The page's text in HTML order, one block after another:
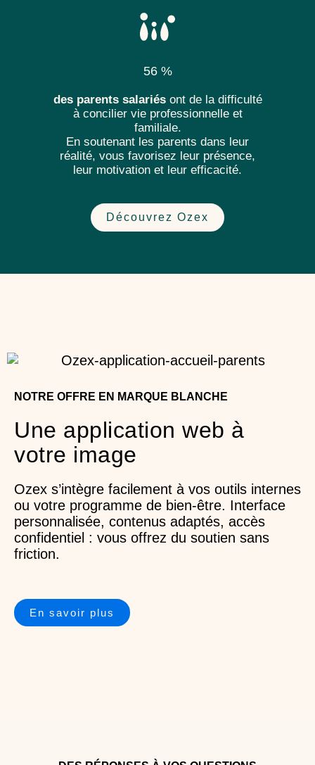
56 %
des parents salariésont de la difficulté
à concilier vie professionnelle et
familiale.
En soutenant les parents dans leur
réalité, vous favorisez leur présence,
leur motivation et leur efficacité.
Découvrez Ozex
NOTRE OFFRE EN MARQUE BLANCHE
Une application web à
votre image
Ozex s’intègre facilement à vos outils internes
ou votre programme de bien-être. Interface
personnalisée, contenus adaptés, accès
confidentiel : vous offrez du soutien sans
friction.
En savoir plus